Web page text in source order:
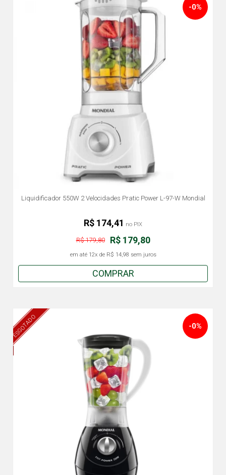
Liquidificador 550W 2 Velocidades Pratic Power L-97-W Mondial
-0%
R$ 179,80
R$ 179,80
em até 12x de R$ 14,98 sem juros
R$ 174,41 no PIX
COMPRAR
ESGOTADO -0%